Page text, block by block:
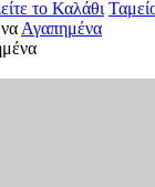
το Καλάθι
Αγαπημένα